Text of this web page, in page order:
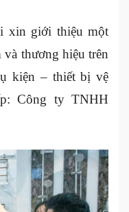
xin giới thiệu một
thương hiệu trên
kiện – thiết bị vệ
Công ty TNHH